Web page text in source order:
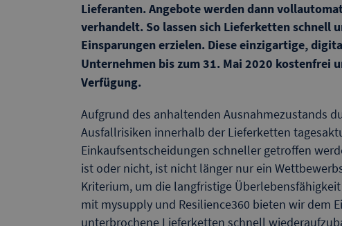
Lieferanten. Angebote werden dann
verhandelt. So lassen sich Lieferketten schnell
Einsparungen erzielen. Diese einzigartige,
Unternehmen bis zum 31. Mai 2020 kostenfrei
Verfügung.
Aufgrund des anhaltenden Ausnahmezustands
Ausfallrisiken innerhalb der Lieferketten
Einkaufsentscheidungen schneller getroffen
ist oder nicht, ist nicht länger nur ein
Kriterium, um die langfristige
mit mysupply und Resilience360 bieten wir dem
unterbrochene Lieferketten schnell